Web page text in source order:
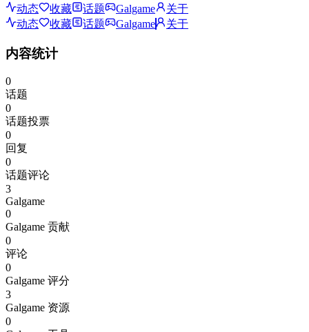
动态
收藏 话题 Galgame
关于
动态
收藏 话题 Galgame 关于
内容统计
0
话题
0
话题投票
0
回复
0
话题评论
3
Galgame
0
Galgame 贡献
0
评论
0
Galgame 评分
3
Galgame 资源
0